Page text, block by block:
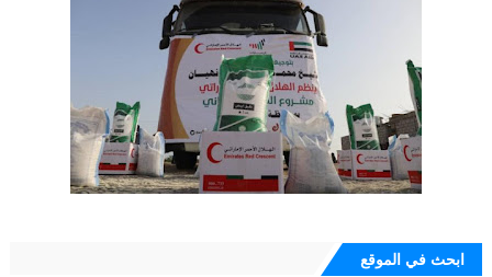
ابحث في الموقع